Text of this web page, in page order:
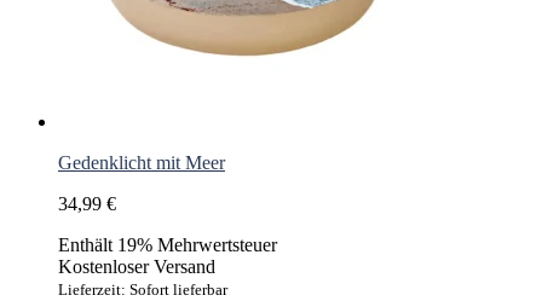
Gedenklicht mit Meer
34,99 €
Enthält 19% Mehrwertsteuer
Kostenloser Versand
Lieferzeit: Sofort lieferbar